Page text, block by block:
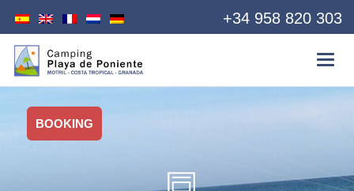
+34 958 820 303
BOOKING